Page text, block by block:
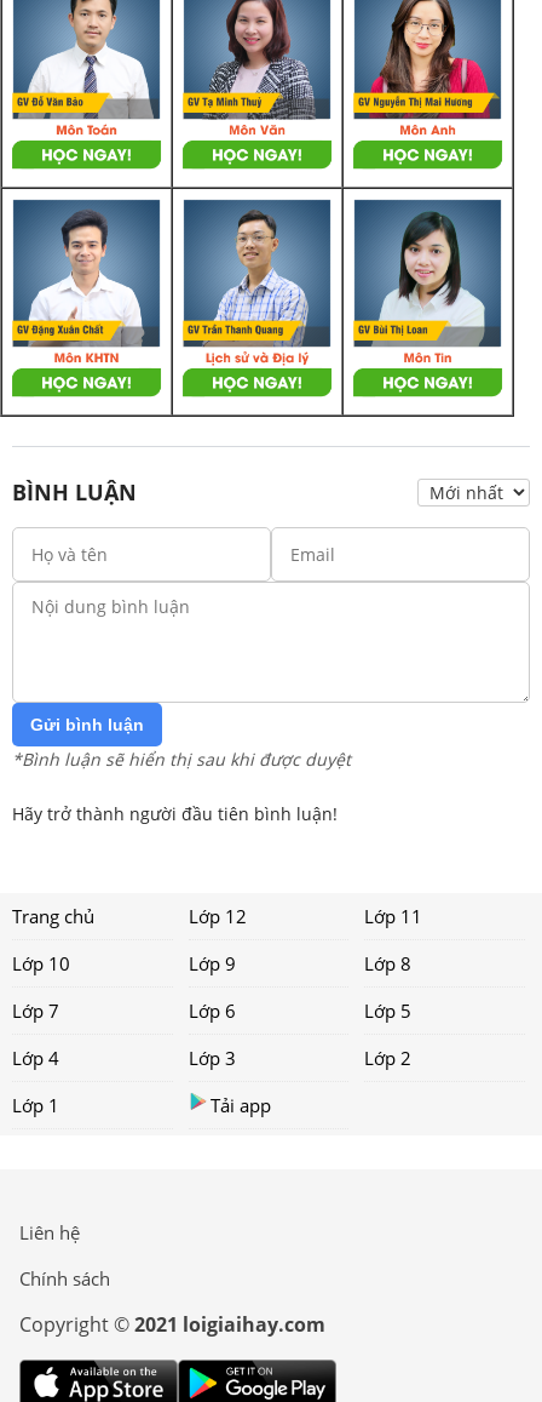
BÌNH LUẬN
Gửi bình luận
*Bình luận sẽ hiển thị sau khi được duyệt
Hãy trở thành người đầu tiên bình luận!
Trang chủ Lớp 12
Lớp 11
Lớp 10
Lớp 9
Lớp 8
Lớp 7
Lớp 6
Lớp 5
Lớp 4
Lớp 3
Lớp 2
Lớp 1
Tải app
Liên hệ
Chính sách
Copyright ©2021 loigiaihay.com